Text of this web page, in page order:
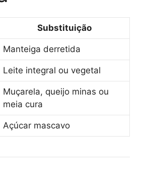
Substituição
Manteiga derretida
Leite integral ou vegetal
Muçarela, queijo minas ou
meia cura
Açúcar mascavo